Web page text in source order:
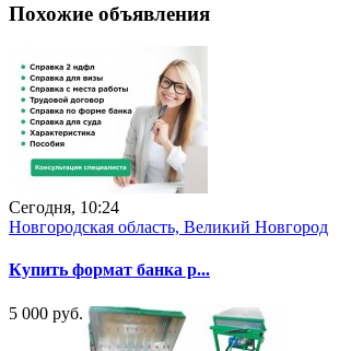
Похожие объявления
Сегодня, 10:24
Новгородская область, Великий Новгород
Купить формат банка p...
5 000 руб.